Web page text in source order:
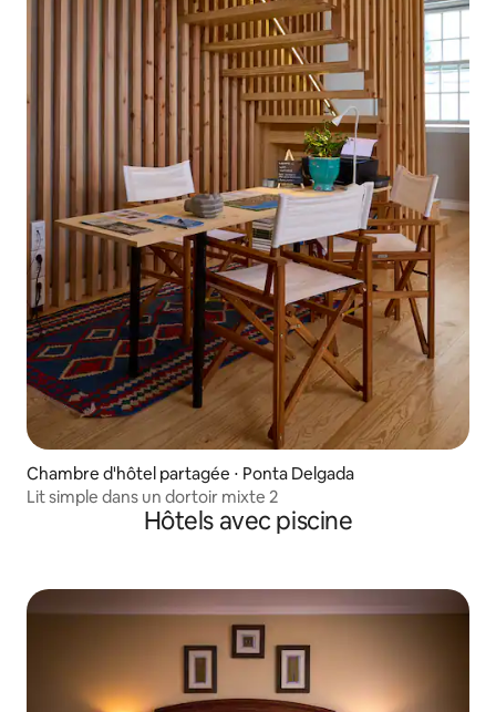
Chambre d'hôtel partagée ⋅ Ponta Delgada
Lit simple dans un dortoir mixte 2
Hôtels avec piscine